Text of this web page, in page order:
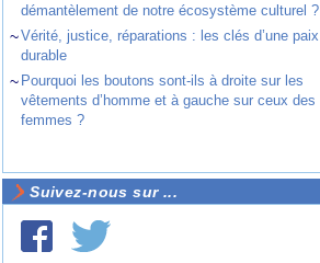
démantèlement de notre écosystème culturel ?
~Vérité, justice, réparations : les clés d’une paix
durable
~ Pourquoi les boutons sont-ils à droite sur les
vêtements d’homme et à gauche sur ceux des
femmes ?
Suivez-nous sur ...